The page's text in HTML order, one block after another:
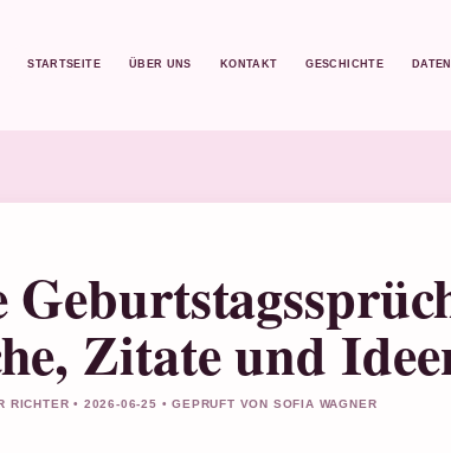
STARTSEITE ÜBER UNS KONTAKT GESCHICHTE
Zitate und
RICHTER • 2026-06-25 • GEPRUFT VON SOFIA WAGNER